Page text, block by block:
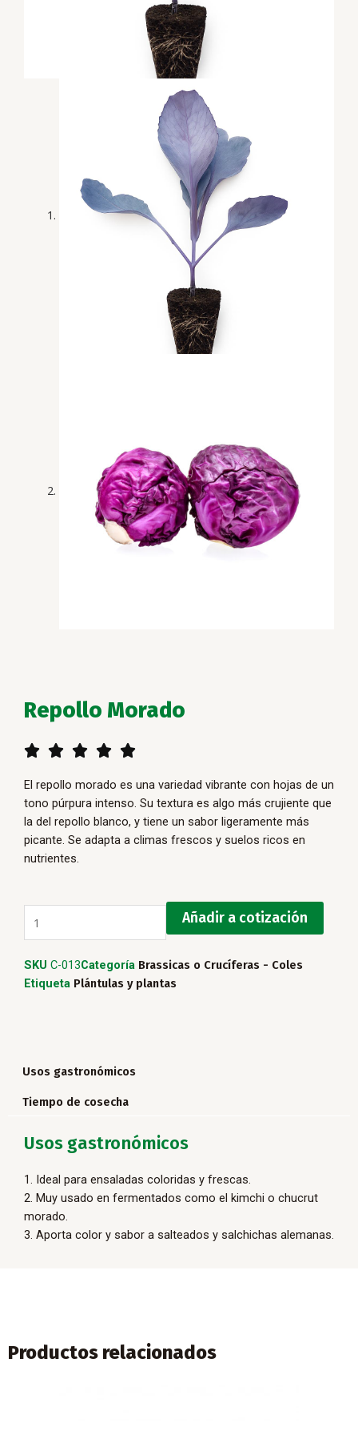
Repollo Morado
    5/5
El repollo morado es una variedad vibrante con hojas de un
tono púrpura intenso. Su textura es algo más crujiente que
la del repollo blanco, y tiene un sabor ligeramente más
picante. Se adapta a climas frescos y suelos ricos en
nutrientes.
Morado
Añadir a cotización
SKU C-013Categoría Brassicas o Crucíferas - Coles
Etiqueta Plántulas y plantas
Usos gastronómicos
Tiempo de cosecha
Usos gastronómicos
1. Ideal para ensaladas coloridas y frescas.
2. Muy usado en fermentados como el kimchi o chucrut
morado.
3. Aporta color y sabor a salteados y salchichas alemanas.
Productos relacionados